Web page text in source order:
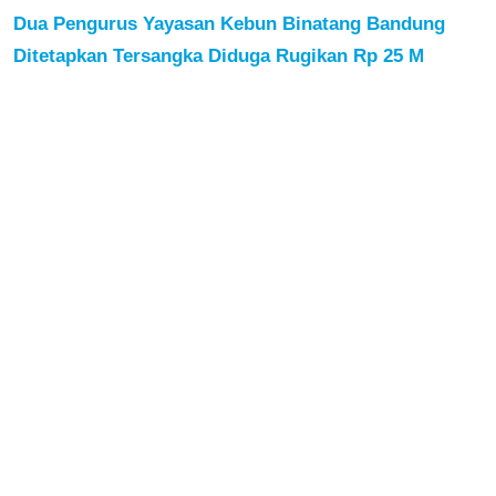
Dua Pengurus Yayasan Kebun Binatang Bandung
Ditetapkan Tersangka Diduga Rugikan Rp 25 M